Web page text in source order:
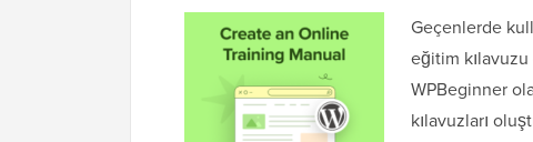
Geçenlerde
eğitim kılavuzu
WPBeginner
kılavuzları